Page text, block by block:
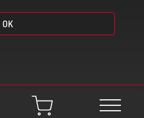
OKOnlinestore GmbH